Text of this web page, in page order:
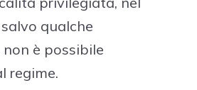
qualche
non è possibile
regime.